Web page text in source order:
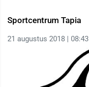
Sportcentrum Tapia
21 augustus 2018 | 08:43